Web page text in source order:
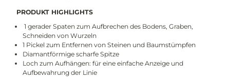
PRODUKT HIGHLIGHTS
1 gerader Spaten zum Aufbrechen des Bodens, Graben,
Schneiden von Wurzeln
1 Pickel zum Entfernen von Steinen und Baumstümpfen
Diamantförmige scharfe Spitze
Loch zum Aufhängen: für eine einfache Anzeige und
Aufbewahrung der Linie